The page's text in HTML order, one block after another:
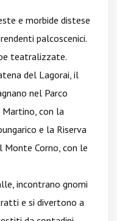
e morbide distese
palcoscenici.
teatralizzate.
del Lagorai, il
nel Parco
Martino, con la
e la Riserva
Monte Corno, con le
incontrano gnomi
e si divertono a